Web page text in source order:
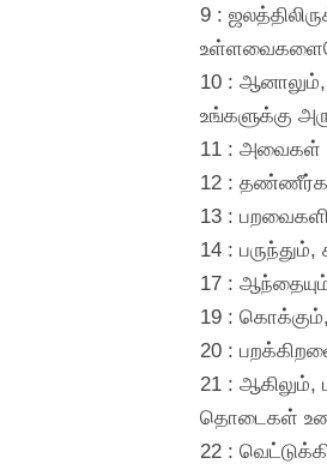
9 :
10 :
உங்களுக்கு
11 : அவைகள்
12 :
13 :
14 :
17 :
19 :
20 :
21 : ஆகிலும்,
தொடைகள்
22 :